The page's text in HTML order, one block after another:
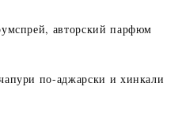
авторский парфюм
по-аджарски и хинкали